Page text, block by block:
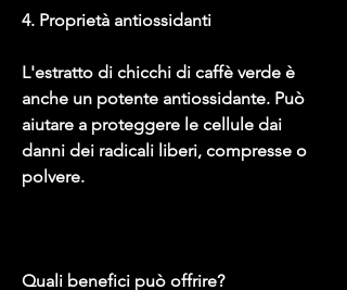
4. Proprietà antiossidanti
L'estratto di chicchi di caffè verde è
anche un potente antiossidante. Può
aiutare a proteggere le cellule dai
danni dei radicali liberi, compresse o
polvere.
Quali benefici può offrire?